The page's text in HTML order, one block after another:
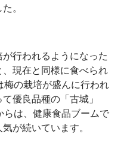
。
行われるようになった
現在と同様に食べられ
梅の栽培が盛んに行われ
優良品種の「古城」
らは、健康食品ブームで
が続いています。